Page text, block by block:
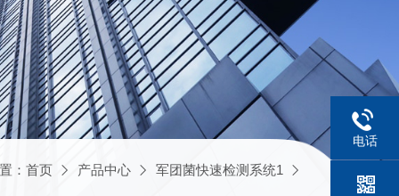
： 首页 产品中心 军团菌快速检测系统1
电话